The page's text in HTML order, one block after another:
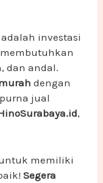
investasi
dan andal.
dengan
jual
,
memiliki
Segera